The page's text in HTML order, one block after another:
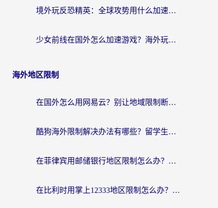
境外玩反恐精英：全球攻势用什么加速器？2026海外玩家亲测实用指南
少女前线在国外怎么加速游戏？海外玩家必看的国服游戏畅玩指南
海外地区限制
在国外怎么用网易云？别让地域限制断了你的中文歌单——附听书社交定位解决方案
酷狗海外限制解决办法有哪些？留学生亲测有效的回国加速指南
在菲律宾用邮储银行地区限制怎么办？海外华人必看的回国加速解决方案
在比利时用掌上12333地区限制怎么办？海外华人亲测有效的回国加速方案